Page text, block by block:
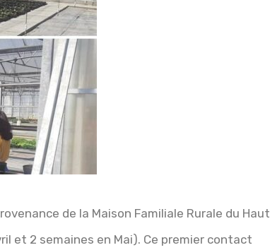
de la Maison Familiale Rurale du Haut
et 2 semaines en Mai). Ce premier contact